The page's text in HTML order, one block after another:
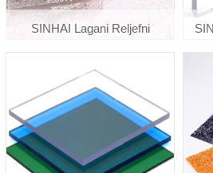
SINHAI Lagani Reljefni
Za Tende